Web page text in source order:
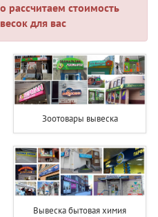
рассчитаем стоимость
для вас
Зоотовары вывеска
Вывеска бытовая химия